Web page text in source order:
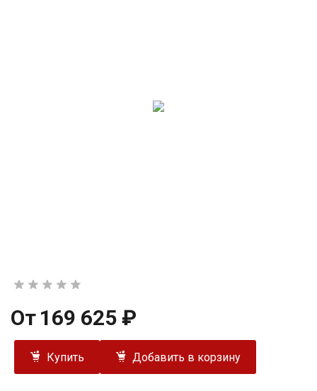
От 169 625 ₽
Купить Добавить в корзину